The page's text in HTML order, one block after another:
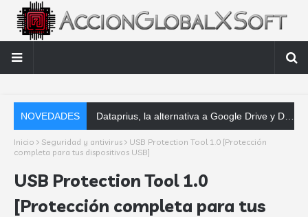
NOVEDADES Dataprius, la alternativa a Google Drive y Dropbox que las empresas deberían conocer
Inicio Seguridad y antivirus
USB Protection Tool 1.0 [Protección
completa para tus dispositivos USB]
USB Protection Tool 1.0
[Protección completa para tus